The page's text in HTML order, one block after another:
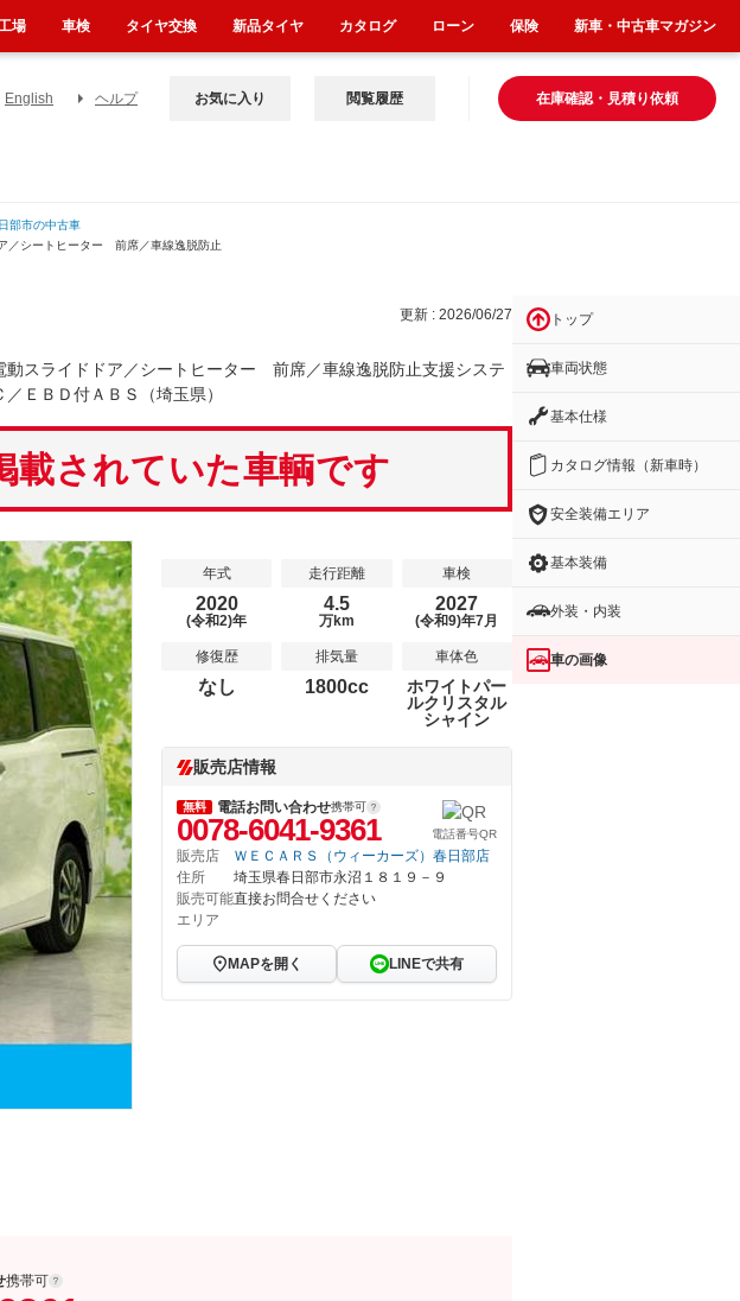
English ヘルプ 在庫確認・見積り依頼
お気に入り 閲覧履歴
部市の中古車
シートヒーター 前席／車線逸脱防止
更新 : 2026/06/27
ライドドア／シートヒーター 前席／車線逸脱防止支援システ
ＥＢＤ付ＡＢＳ（埼玉県）
載されていた車輌です
年式
2020
(令和2)年
走行距離
4.5
万km
車検
2027
(令和9)年7月
修復歴
なし
排気量
1800cc
車体色
ホワイトパー
ルクリスタル
シャイン
販売店情報
無料 電話お問い合わせ携帯可
0078-6041-9361 電話番号QR
販売店
ＷＥＣＡＲＳ（ウィーカーズ）春日部店
住所
埼玉県春日部市永沼１８１９－９
販売可能
エリア
直接お問合せください
MAPを開く LINEで共有
携帯可
トップ
車両状態
基本仕様
カタログ情報（新車時）
安全装備エリア
基本装備
外装・内装
車の画像
場 車検 タイヤ交換 新品タイヤ カタログ ローン 保険 新車・中古車マガジン